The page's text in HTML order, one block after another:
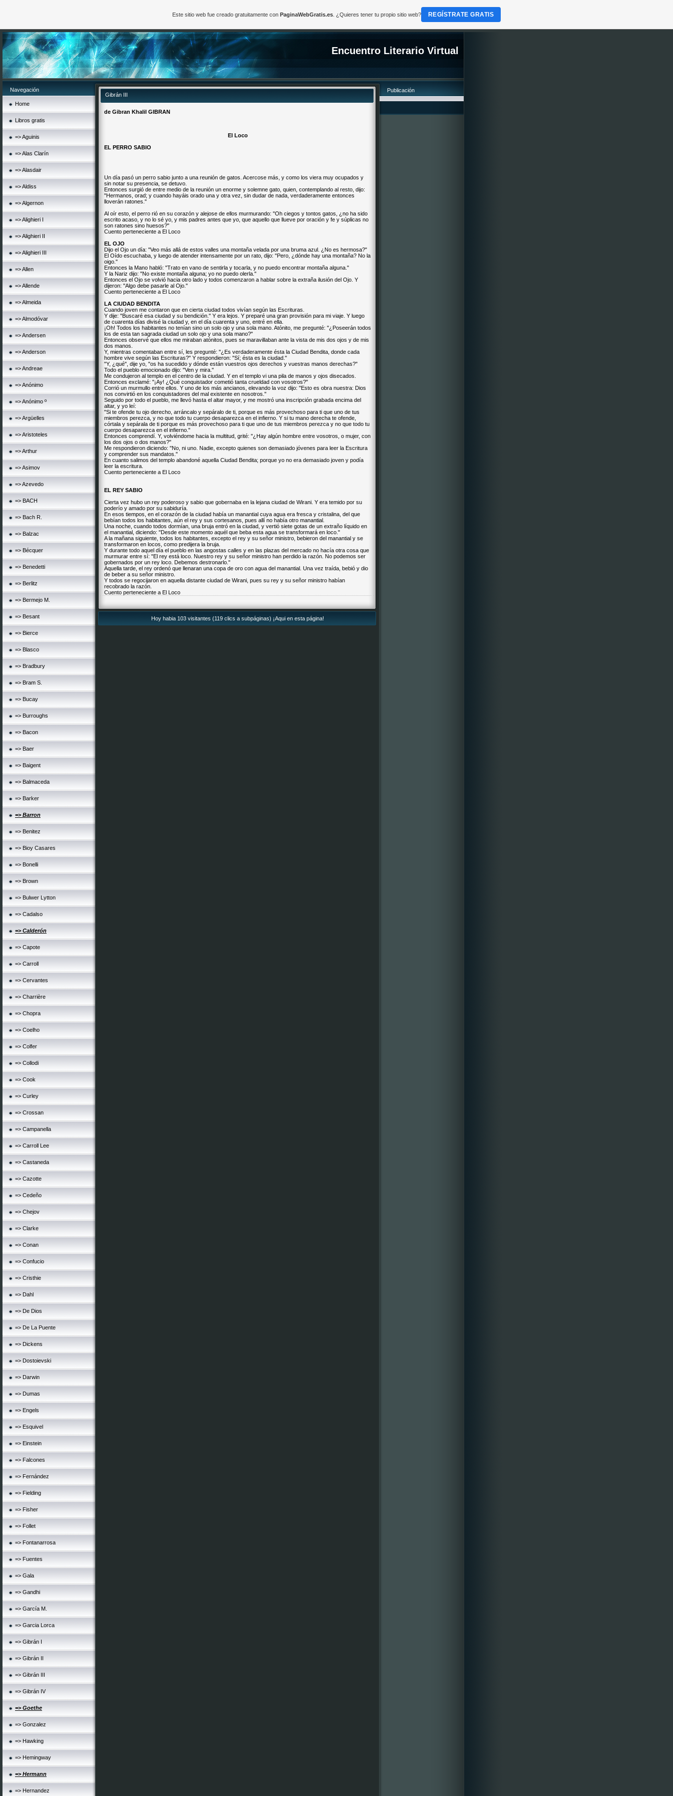
Encuentro Literario Virtual
Navegación
Home
Libros gratis
=> Aguinis
=> Alas Clarín
=> Alasdair
=> Aldiss
=> Algernon
=> Alighieri I
=> Alighieri II
=> Alighieri III
=> Allen
=> Allende
=> Almeida
=> Almodóvar
=> Andersen
=> Anderson
=> Andreae
=> Anónimo
=> Anónimo º
=> Argüelles
=> Aristoteles
=> Arthur
=> Asimov
=> Azevedo
=> BACH
=> Bach R.
=> Balzac
=> Bécquer
=> Benedetti
=> Berlitz
=> Bermejo M.
=> Besant
=> Bierce
=> Blasco
=> Bradbury
=> Bram S.
=> Bucay
=> Burroughs
=> Bacon
=> Baer
=> Baigent
=> Balmaceda
=> Barker
=> Barron
=> Benitez
=> Bioy Casares
=> Bonelli
=> Brown
=> Bulwer Lytton
=> Cadalso
=> Calderón
=> Capote
=> Carroll
=> Cervantes
=> Charrière
=> Chopra
=> Coelho
=> Colfer
=> Collodi
=> Cook
=> Curley
=> Crossan
=> Campanella
=> Carroll Lee
=> Castaneda
=> Cazotte
=> Cedeño
=> Chejov
=> Clarke
=> Conan
=> Confucio
=> Cristhie
=> Dahl
=> De Dios
=> De La Puente
=> Dickens
=> Dostoievski
=> Darwin
=> Dumas
=> Engels
=> Esquivel
=> Einstein
=> Falcones
=> Fernández
=> Fielding
=> Fisher
=> Follet
=> Fontanarrosa
=> Fuentes
=> Gala
=> Gandhi
=> García M.
=> Garcia Lorca
=> Gibrán I
=> Gibrán II
=> Gibrán III
=> Gibrán IV
=> Goethe
=> Gonzalez
=> Hawking
=> Hemingway
=> Hermann
=> Hernandez
Gibrán III
de Gibran Khalil GIBRAN
El Loco
EL PERRO SABIO
Un día pasó un perro sabio junto a una reunión de gatos. Acercose más, y como los viera muy ocupados y
sin notar su presencia, se detuvo.
Entonces surgió de entre medio de la reunión un enorme y solemne gato, quien, contemplando al resto, dijo:
"Hermanos, orad; y cuando hayáis orado una y otra vez, sin dudar de nada, verdaderamente entonces
lloverán ratones."
Al oír esto, el perro rió en su corazón y alejose de ellos murmurando: "Oh ciegos y tontos gatos, ¿no ha sido
escrito acaso, y no lo sé yo, y mis padres antes que yo, que aquello que llueve por oración y fe y súplicas no
son ratones sino huesos?"
Cuento perteneciente a El Loco
EL OJO
Dijo el Ojo un día: "Veo más allá de estos valles una montaña velada por una bruma azul. ¿No es hermosa?"
El Oído escuchaba, y luego de atender intensamente por un rato, dijo: "Pero, ¿dónde hay una montaña? No la
oigo."
Entonces la Mano habló: "Trato en vano de sentirla y tocarla, y no puedo encontrar montaña alguna."
Y la Nariz dijo: "No existe montaña alguna; yo no puedo olerla."
Entonces el Ojo se volvió hacia otro lado y todos comenzaron a hablar sobre la extraña ilusión del Ojo. Y
dijeron: "Algo debe pasarle al Ojo."
Cuento perteneciente a El Loco
LA CIUDAD BENDITA
Cuando joven me contaron que en cierta ciudad todos vivían según las Escrituras.
Y dije: "Buscaré esa ciudad y su bendición." Y era lejos. Y preparé una gran provisión para mi viaje. Y luego
de cuarenta días divisé la ciudad y, en el día cuarenta y uno, entré en ella.
¡Oh! Todos los habitantes no tenían sino un solo ojo y una sola mano. Atónito, me pregunté: "¿Poseerán todos
los de esta tan sagrada ciudad un solo ojo y una sola mano?"
Entonces observé que ellos me miraban atónitos, pues se maravillaban ante la vista de mis dos ojos y de mis
dos manos.
Y, mientras comentaban entre sí, les pregunté: "¿Es verdaderamente ésta la Ciudad Bendita, donde cada
hombre vive según las Escrituras?" Y respondieron: "Sí; ésta es la ciudad."
"Y, ¿qué", dije yo, "os ha sucedido y dónde están vuestros ojos derechos y vuestras manos derechas?"
Todo el pueblo emocionado dijo: "Ven y mira."
Me condujeron al templo en el centro de la ciudad. Y en el templo vi una pila de manos y ojos disecados.
Entonces exclamé: "¡Ay! ¿Qué conquistador cometió tanta crueldad con vosotros?"
Corrió un murmullo entre ellos. Y uno de los más ancianos, elevando la voz dijo: "Esto es obra nuestra: Dios
nos convirtió en los conquistadores del mal existente en nosotros."
Seguido por todo el pueblo, me llevó hasta el altar mayor, y me mostró una inscripción grabada encima del
altar, y yo leí:
"Si te ofende tu ojo derecho, arráncalo y sepáralo de ti, porque es más provechoso para ti que uno de tus
miembros perezca, y no que todo tu cuerpo desaparezca en el infierno. Y si tu mano derecha te ofende,
córtala y sepárala de ti porque es más provechoso para ti que uno de tus miembros perezca y no que todo tu
cuerpo desaparezca en el infierno."
Entonces comprendí. Y, volviéndome hacia la multitud, grité: "¿Hay algún hombre entre vosotros, o mujer, con
los dos ojos o dos manos?"
Me respondieron diciendo: "No, ni uno. Nadie, excepto quienes son demasiado jóvenes para leer la Escritura
y comprender sus mandatos."
En cuanto salimos del templo abandoné aquella Ciudad Bendita; porque yo no era demasiado joven y podía
leer la escritura.
Cuento perteneciente a El Loco
EL REY SABIO
Cierta vez hubo un rey poderoso y sabio que gobernaba en la lejana ciudad de Wirani. Y era temido por su
poderío y amado por su sabiduría.
En esos tiempos, en el corazón de la ciudad había un manantial cuya agua era fresca y cristalina, del que
bebían todos los habitantes, aún el rey y sus cortesanos, pues allí no había otro manantial.
Una noche, cuando todos dormían, una bruja entró en la ciudad, y vertió siete gotas de un extraño líquido en
el manantial, diciendo: "Desde este momento aquél que beba esta agua se transformará en loco."
A la mañana siguiente, todos los habitantes, excepto el rey y su señor ministro, bebieron del manantial y se
transformaron en locos, como predijera la bruja.
Y durante todo aquel día el pueblo en las angostas calles y en las plazas del mercado no hacía otra cosa que
murmurar entre sí: "El rey está loco. Nuestro rey y su señor ministro han perdido la razón. No podemos ser
gobernados por un rey loco. Debemos destronarlo."
Aquella tarde, el rey ordenó que llenaran una copa de oro con agua del manantial. Una vez traída, bebió y dio
de beber a su señor ministro.
Y todos se regocijaron en aquella distante ciudad de Wirani, pues su rey y su señor ministro habían
recobrado la razón.
Cuento perteneciente a El Loco
Hoy habia 103 visitantes (119 clics a subpáginas) ¡Aqui en esta página!
Publicación
Este sitio web fue creado gratuitamente con PaginaWebGratis.es. ¿Quieres tener tu propio sitio web? REGÍSTRATE GRATIS